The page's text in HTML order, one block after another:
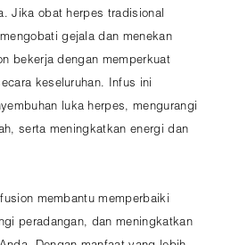
Jika obat herpes tradisional
gejala dan menekan
bekerja dengan memperkuat
keseluruhan. Infus ini
luka herpes, mengurangi
serta meningkatkan energi dan
membantu memperbaiki
peradangan, dan meningkatkan